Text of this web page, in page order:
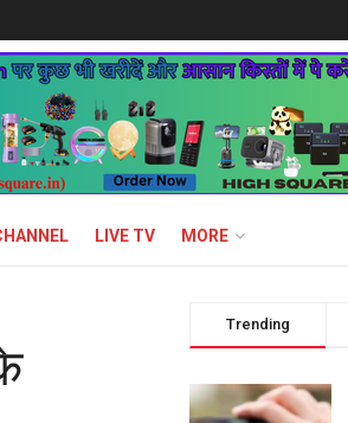
LIVE TV MORE
Trending